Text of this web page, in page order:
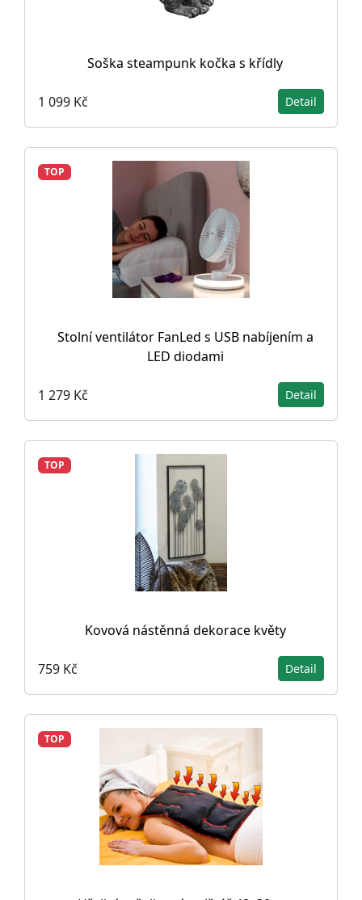
Soška steampunk kočka s křídly
1 099 Kč Detail
TOP
Stolní ventilátor FanLed s USB nabíjením a
LED diodami
1 279 Kč Detail
TOP
Kovová nástěnná dekorace květy
759 Kč Detail
TOP